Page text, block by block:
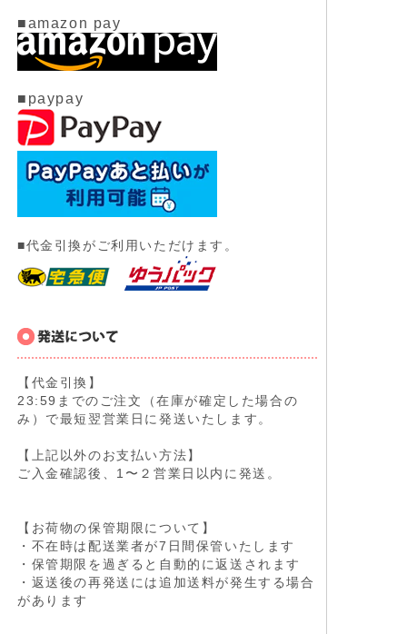
■amazon pay
■paypay
■代金引換がご利用いただけます。
【代金引換】
23:59までのご注文（在庫が確定した場合の
み）で最短翌営業日に発送いたします。
【上記以外のお支払い方法】
ご入金確認後、1〜２営業日以内に発送。
【お荷物の保管期限について】
・不在時は配送業者が7日間保管いたします
・保管期限を過ぎると自動的に返送されます
・返送後の再発送には追加送料が発生する場合
があります